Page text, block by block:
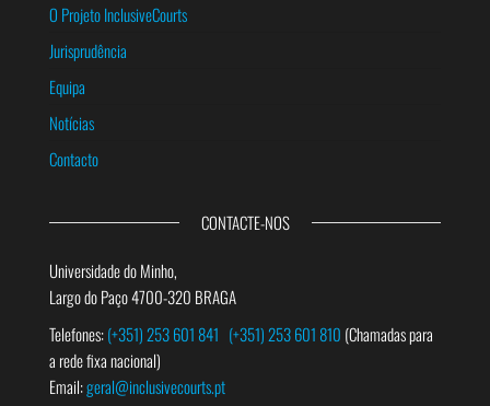
O Projeto InclusiveCourts
Jurisprudência
Equipa
Notícias
Contacto
CONTACTE-NOS
Universidade do Minho,
Largo do Paço 4700-320 BRAGA
Telefones:(+351) 253 601 841 (+351) 253 601 810 (Chamadas para
a rede fixa nacional)
Email:geral@inclusivecourts.pt